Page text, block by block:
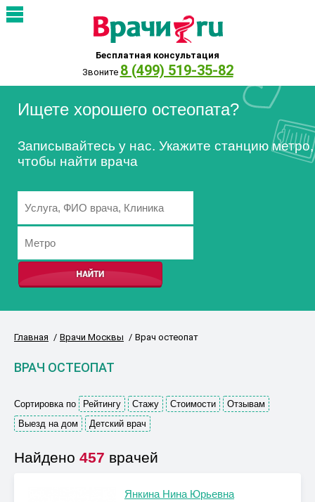
Бесплатная консультация
Звоните 8 (499) 519-35-82
Ищете хорошего остеопата?
Записывайтесь у нас. Укажите станцию метро,
чтобы найти врача
Главная Врачи Москвы Врач остеопат
ВРАЧ ОСТЕОПАТ
Сортировка по Рейтингу Стажу Стоимости
Отзывам
Выезд на дом
Детский врач
Найдено 457 врачей
Янкина Нина Юрьевна